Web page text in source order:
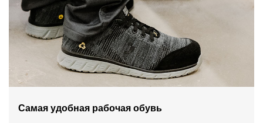
Самая удобная рабочая обувь